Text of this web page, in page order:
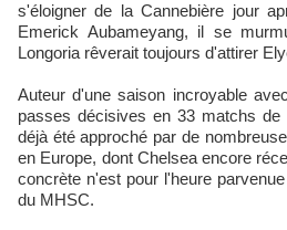
s'éloigner de la Cannebière jour
Emerick Aubameyang, il se
Longoria rêverait toujours d'attirer
Auteur d'une saison incroyable
passes décisives en 33 matchs de
déjà été approché par de
en Europe, dont Chelsea encore
concrète n'est pour l'heure
du MHSC.